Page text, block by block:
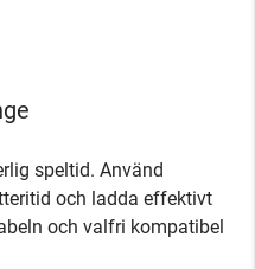
speltid. Använd
och ladda effektivt
och valfri kompatibel